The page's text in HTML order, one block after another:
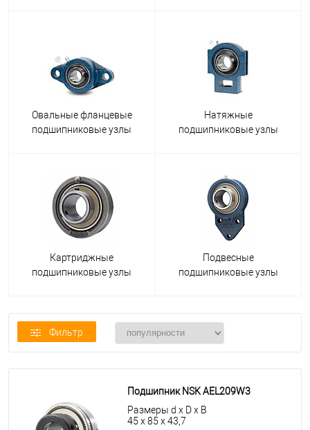
Овальные фланцевые
подшипниковые узлы
Натяжные
подшипниковые узлы
Картриджные
подшипниковые узлы
Подвесные
подшипниковые узлы
Фильтр
Подшипник NSK AEL209W3
Размеры d x D x B
45 x 85 x 43,7